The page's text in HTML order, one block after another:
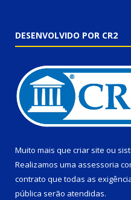
DESENVOLVIDO POR CR2
Muito mais que criar site ou
Realizamos uma assessoria
contrato que todas as
pública serão atendidas.